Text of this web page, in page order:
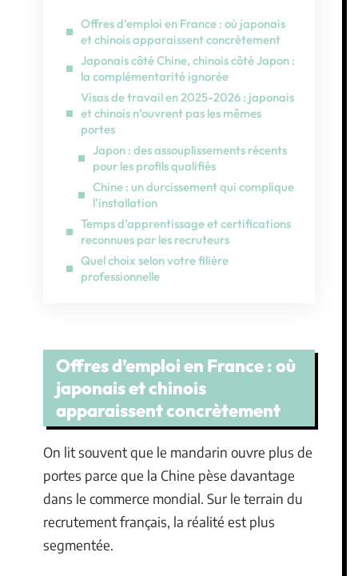
Offres d’emploi en France : où japonais
et chinois apparaissent concrètement
Japonais côté Chine, chinois côté Japon :
la complémentarité ignorée
Visas de travail en 2025-2026 : japonais
et chinois n’ouvrent pas les mêmes
portes
Japon : des assouplissements récents
pour les profils qualifiés
Chine : un durcissement qui complique
l’installation
Temps d’apprentissage et certifications
reconnues par les recruteurs
Quel choix selon votre filière
professionnelle
Offres d’emploi en France : où
japonais et chinois
apparaissent concrètement
On lit souvent que le mandarin ouvre plus de
portes parce que la Chine pèse davantage
dans le commerce mondial. Sur le terrain du
recrutement français, la réalité est plus
segmentée.